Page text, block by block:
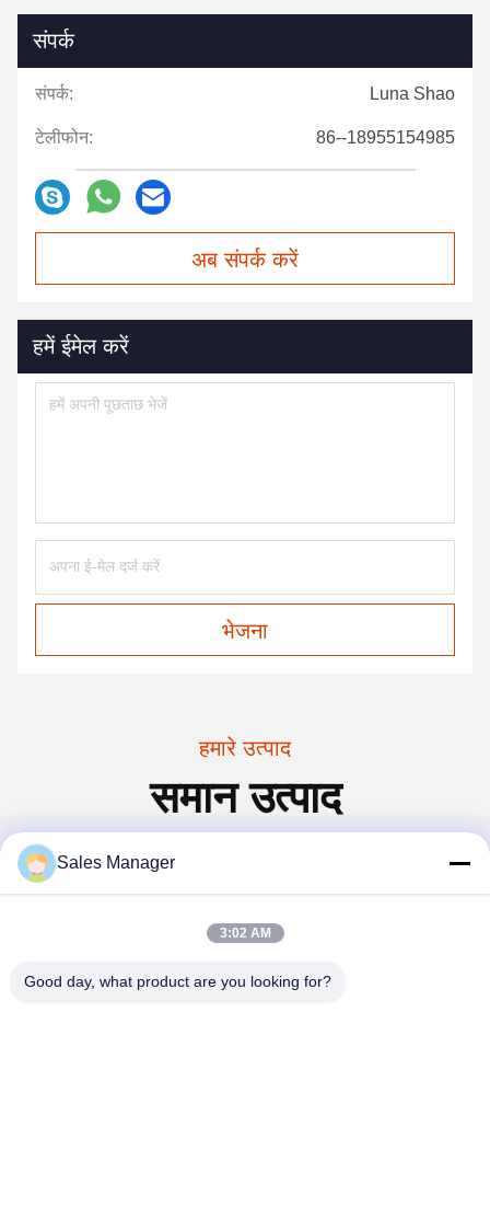
संपर्क
संपर्क: Luna Shao
टेलीफोन: 86--18955154985
अब संपर्क करें
हमें ईमेल करें
भेजना
हमारे उत्पाद
समान उत्पाद
Sales Manager
3:02 AM
Good day, what product are you looking for?